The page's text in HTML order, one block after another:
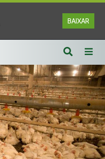
BAIXAR